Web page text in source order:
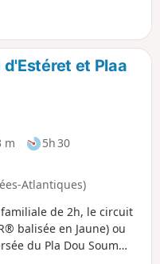
est réalisable en
arrêts.
et Plaa
m
5h 30
Atlantiques)
de 2h, le circuit
balisée en Jaune) ou
du Pla Dou Soum